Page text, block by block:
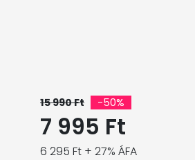
15 990 Ft -50%
7 995 Ft
6 295 Ft + 27% ÁFA